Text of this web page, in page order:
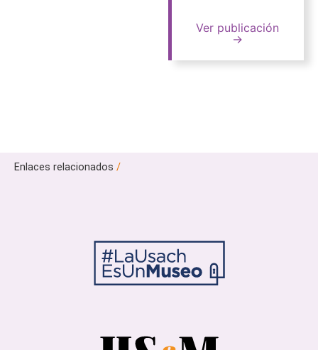
Ver publicación
→
Enlaces relacionados /